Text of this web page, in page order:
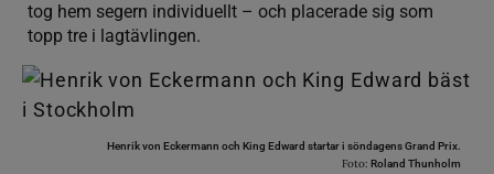
tog hem segern individuellt – och placerade sig som
topp tre i lagtävlingen.
Henrik von Eckermann och King Edward startar i söndagens Grand Prix.
Foto: Roland Thunholm